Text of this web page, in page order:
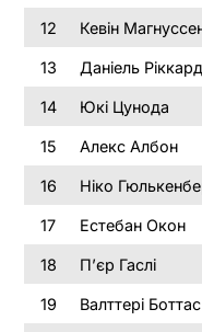
12 Кевін
13 Даніель
14 Юкі Цунода
15 Алекс Албон
16 Ніко
17 Естебан Окон
18 П’єр Гаслі
19 Валттері Боттас